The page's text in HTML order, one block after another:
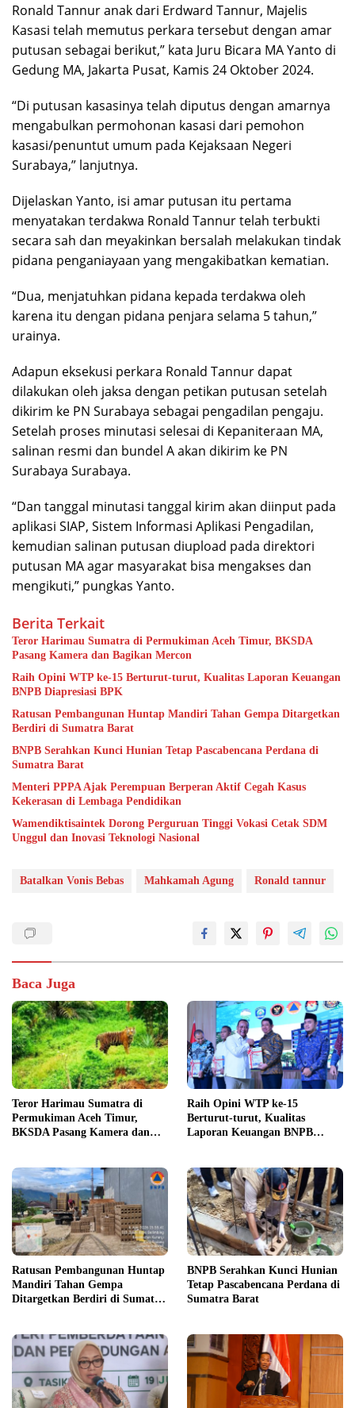
Ronald Tannur anak dari Erdward Tannur, Majelis
Kasasi telah memutus perkara tersebut dengan amar
putusan sebagai berikut,” kata Juru Bicara MA Yanto di
Gedung MA, Jakarta Pusat, Kamis 24 Oktober 2024.
“Di putusan kasasinya telah diputus dengan amarnya
mengabulkan permohonan kasasi dari pemohon
kasasi/penuntut umum pada Kejaksaan Negeri
Surabaya,” lanjutnya.
Dijelaskan Yanto, isi amar putusan itu pertama
menyatakan terdakwa Ronald Tannur telah terbukti
secara sah dan meyakinkan bersalah melakukan tindak
pidana penganiayaan yang mengakibatkan kematian.
“Dua, menjatuhkan pidana kepada terdakwa oleh
karena itu dengan pidana penjara selama 5 tahun,”
urainya.
Adapun eksekusi perkara Ronald Tannur dapat
dilakukan oleh jaksa dengan petikan putusan setelah
dikirim ke PN Surabaya sebagai pengadilan pengaju.
Setelah proses minutasi selesai di Kepaniteraan MA,
salinan resmi dan bundel A akan dikirim ke PN
Surabaya Surabaya.
“Dan tanggal minutasi tanggal kirim akan diinput pada
aplikasi SIAP, Sistem Informasi Aplikasi Pengadilan,
kemudian salinan putusan diupload pada direktori
putusan MA agar masyarakat bisa mengakses dan
mengikuti,” pungkas Yanto.
Berita Terkait
Teror Harimau Sumatra di Permukiman Aceh Timur, BKSDA
Pasang Kamera dan Bagikan Mercon
Raih Opini WTP ke-15 Berturut-turut, Kualitas Laporan Keuangan
BNPB Diapresiasi BPK
Ratusan Pembangunan Huntap Mandiri Tahan Gempa Ditargetkan
Berdiri di Sumatra Barat
BNPB Serahkan Kunci Hunian Tetap Pascabencana Perdana di
Sumatra Barat
Menteri PPPA Ajak Perempuan Berperan Aktif Cegah Kasus
Kekerasan di Lembaga Pendidikan
Wamendiktisaintek Dorong Perguruan Tinggi Vokasi Cetak SDM
Unggul dan Inovasi Teknologi Nasional
Batalkan Vonis Bebas Mahkamah Agung Ronald tannur
Baca Juga
Teror Harimau Sumatra di
Permukiman Aceh Timur,
BKSDA Pasang Kamera dan
Raih Opini WTP ke-15
Berturut-turut, Kualitas
Laporan Keuangan BNPB
Ratusan Pembangunan Huntap
Mandiri Tahan Gempa
Ditargetkan Berdiri di Sumatra
BNPB Serahkan Kunci Hunian
Tetap Pascabencana Perdana di
Sumatra Barat